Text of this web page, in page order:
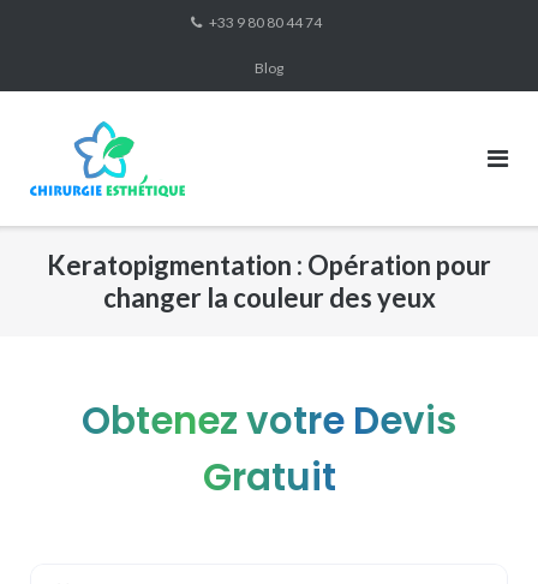
+33 9 80 80 44 74
Blog
Keratopigmentation : Opération pour
changer la couleur des yeux
Obtenez votre Devis
Gratuit